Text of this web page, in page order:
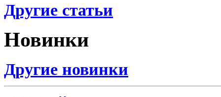
Другие статьи
Новинки
Другие новинки